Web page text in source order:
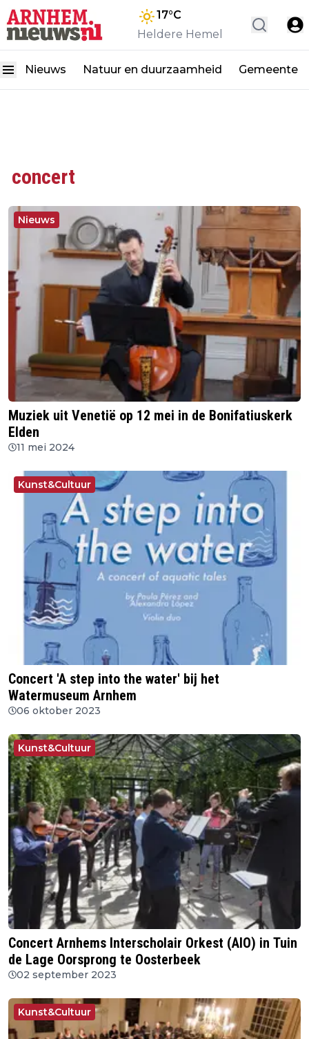
17°C
Heldere Hemel
Nieuws Natuur en duurzaamheid Gemeente
concert
Nieuws
Muziek uit Venetië op 12 mei in de Bonifatiuskerk
Elden
11 mei 2024
Kunst&Cultuur
Concert 'A step into the water' bij het
Watermuseum Arnhem
06 oktober 2023
Kunst&Cultuur
Concert Arnhems Interscholair Orkest (AIO) in Tuin
de Lage Oorsprong te Oosterbeek
02 september 2023
Kunst&Cultuur